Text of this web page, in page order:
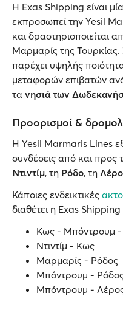
Η Exas Shipping είναι
εκπροσωπεί την Yesil
και δραστηριοποιείται
Μαρμαρίς της Τουρκίας.
παρέχει υψηλής
μεταφορών επιβατών
τα νησιά των
Προορισμοί &
Η Yesil Marmaris Lines
συνδέσεις από και προς
Ντιντίμ, τη Ρόδο, τη Λέρο
Κάποιες ενδεικτικές
διαθέτει η Exas Shipping
Κως - Μπόντρουμ
Ντιντίμ - Κως
Μαρμαρίς - Ρόδος
Μπόντρουμ -
Μπόντρουμ -